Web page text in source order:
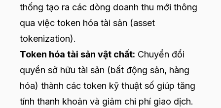
thống tạo ra các dòng doanh thu mới thông
qua việc token hóa tài sản (asset
tokenization).
Token hóa tài sản vật chất: Chuyển đổi
quyền sở hữu tài sản (bất động sản, hàng
hóa) thành các token kỹ thuật số giúp tăng
tính thanh khoản và giảm chi phí giao dịch.